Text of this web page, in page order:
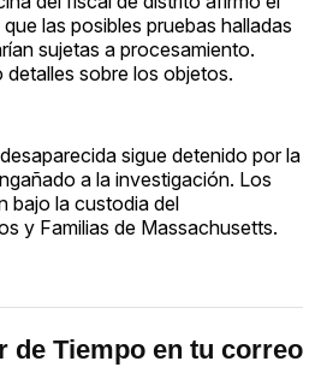
las posibles pruebas halladas
sujetas a procesamiento.
sobre los objetos.
sigue detenido por la
a la investigación. Los
bajo la custodia del
y Familias de Massachusetts.
de Tiempo en tu correo